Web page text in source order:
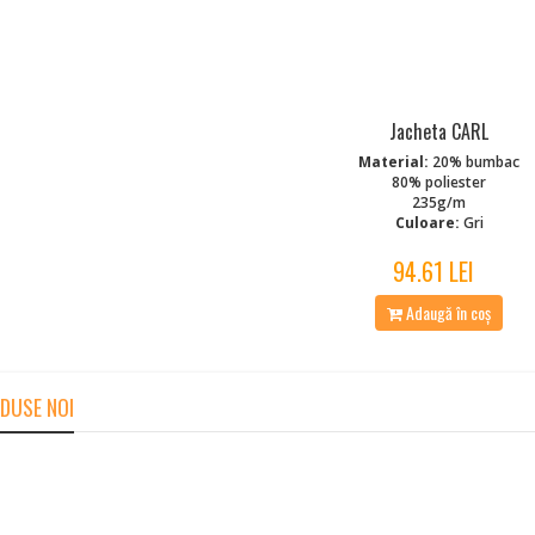
Jacheta CARL
Material: 20% bumbac
80% poliester
235g/m
Culoare: Gri
94.61 LEI
Adaugă în coș
NOI